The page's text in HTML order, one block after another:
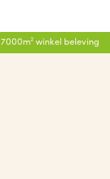
7000m² winkel beleving